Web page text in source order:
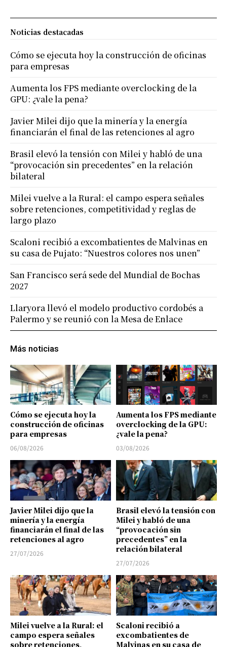
Más noticias
Cómo se ejecuta hoy la
construcción de oficinas
para empresas
06/08/2026
Aumenta los FPS mediante
overclocking de la GPU:
¿vale la pena?
03/08/2026
Javier Milei dijo que la
minería y la energía
financiarán el final de las
retenciones al agro
27/07/2026
Brasil elevó la tensión con
Milei y habló de una
“provocación sin
precedentes” en la
relación bilateral
27/07/2026
Milei vuelve a la Rural: el
campo espera señales
sobre retenciones,
Scaloni recibió a
excombatientes de
Malvinas en su casa de
Noticias destacadas
Cómo se ejecuta hoy la construcción de oficinas
para empresas
Aumenta los FPS mediante overclocking de la
GPU: ¿vale la pena?
Javier Milei dijo que la minería y la energía
financiarán el final de las retenciones al agro
Brasil elevó la tensión con Milei y habló de una
“provocación sin precedentes” en la relación
bilateral
Milei vuelve a la Rural: el campo espera señales
sobre retenciones, competitividad y reglas de
largo plazo
Scaloni recibió a excombatientes de Malvinas en
su casa de Pujato: “Nuestros colores nos unen”
San Francisco será sede del Mundial de Bochas
2027
Llaryora llevó el modelo productivo cordobés a
Palermo y se reunió con la Mesa de Enlace